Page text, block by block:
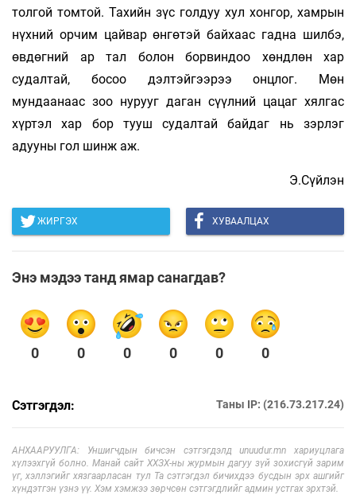
толгой томтой. Тахийн зүс голдуу хул хонгор, хамрын
нүхний орчим цайвар өнгөтэй байхаас гадна шилбэ,
өвдөгний ар тал болон борвиндоо хөндлөн хар
судалтай, босоо дэлтэйгээрээ онцлог. Мөн
мундаанаас зоо нурууг даган сүүлний цацаг хялгас
хүртэл хар бор тууш судалтай байдаг нь зэрлэг
адууны гол шинж аж.
Э.Сүйлэн
ЖИРГЭХ ХУВААЛЦАХ
Энэ мэдээ танд ямар санагдав?
0 0 0 0 0 0
Сэтгэгдэл: Таны IP: (216.73.217.24)
АНХААРУУЛГА: Уншигчдын бичсэн сэтгэгдэлд unuudur.mn хариуцлага
хүлээхгүй болно. Манай сайт ХХЗХ-ны журмын дагуу зүй зохисгүй зарим
үг, хэллэгийг хязгаарласан тул Та сэтгэгдэл бичихдээ бусдын эрх ашгийг
хүндэтгэн үзнэ үү. Хэм хэмжээ зөрчсөн сэтгэгдлийг админ устгах эрхтэй.